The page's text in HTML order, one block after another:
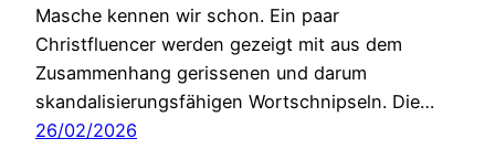
Masche kennen wir schon. Ein paar
Christfluencer werden gezeigt mit aus dem
Zusammenhang gerissenen und darum
skandalisierungsfähigen Wortschnipseln. Die…
26/02/2026